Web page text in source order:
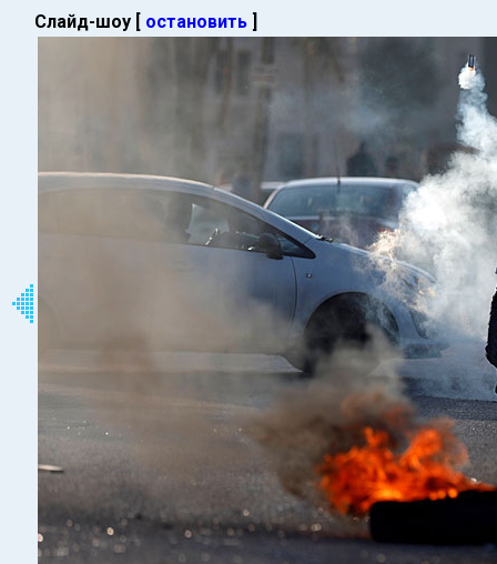
Слайд-шоу [ остановить ]